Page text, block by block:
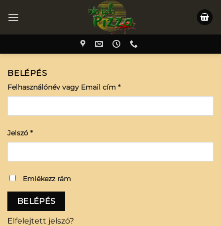
BELÉPÉS
Felhasználónév vagy Email cím *
Jelszó *
Emlékezz rám
BELÉPÉS
Elfelejtett jelszó?